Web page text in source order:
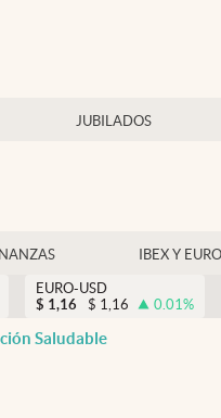
JUBILADOS
IBEX Y EURO
EURO-USD
$ 1,16 $ 1,16 0.01%
Saludable